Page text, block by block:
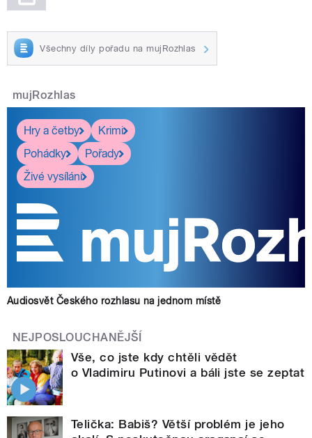
Všechny díly pořadu na mujRozhlas
mujRozhlas
Hry a četby
Krimi
Pohádky
Pořady
Živé vysílání
Audiosvět Českého rozhlasu na jednom místě
NEJPOSLOUCHANĚJŠÍ
Vše, co jste kdy chtěli vědět
o Vladimiru Putinovi a báli jste se zeptat
Telička: Babiš? Větší problém je jeho